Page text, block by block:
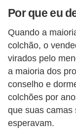
Por que eu
Quando a
colchão, o
virados pelo
a maioria dos
conselho e
colchões por
que suas camas
esperavam.